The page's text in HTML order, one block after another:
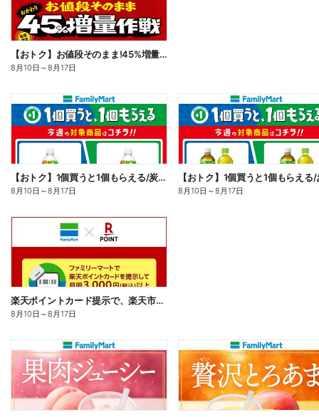
【おトク】お値段そのまま!45%増量作戦!
8月10日 ～8月17日
【おトク】1個買うと1個もらえる/炭酸飲料
8月10日 ～8月17日
【おトク】1個買うと1個もらえる
8月10日 ～8月17日
楽天ポイントカード提示で、楽天市場でのお買い物がおトクに!
8月10日 ～8月17日